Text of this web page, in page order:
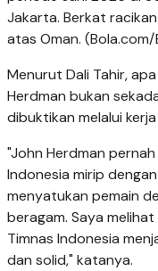
Jakarta. Berkat
atas Oman.
Menurut Dali Tahir,
Herdman bukan
dibuktikan melalui
"John Herdman
Indonesia mirip
menyatukan pemain
beragam. Saya
Timnas Indonesia
dan solid," katanya.